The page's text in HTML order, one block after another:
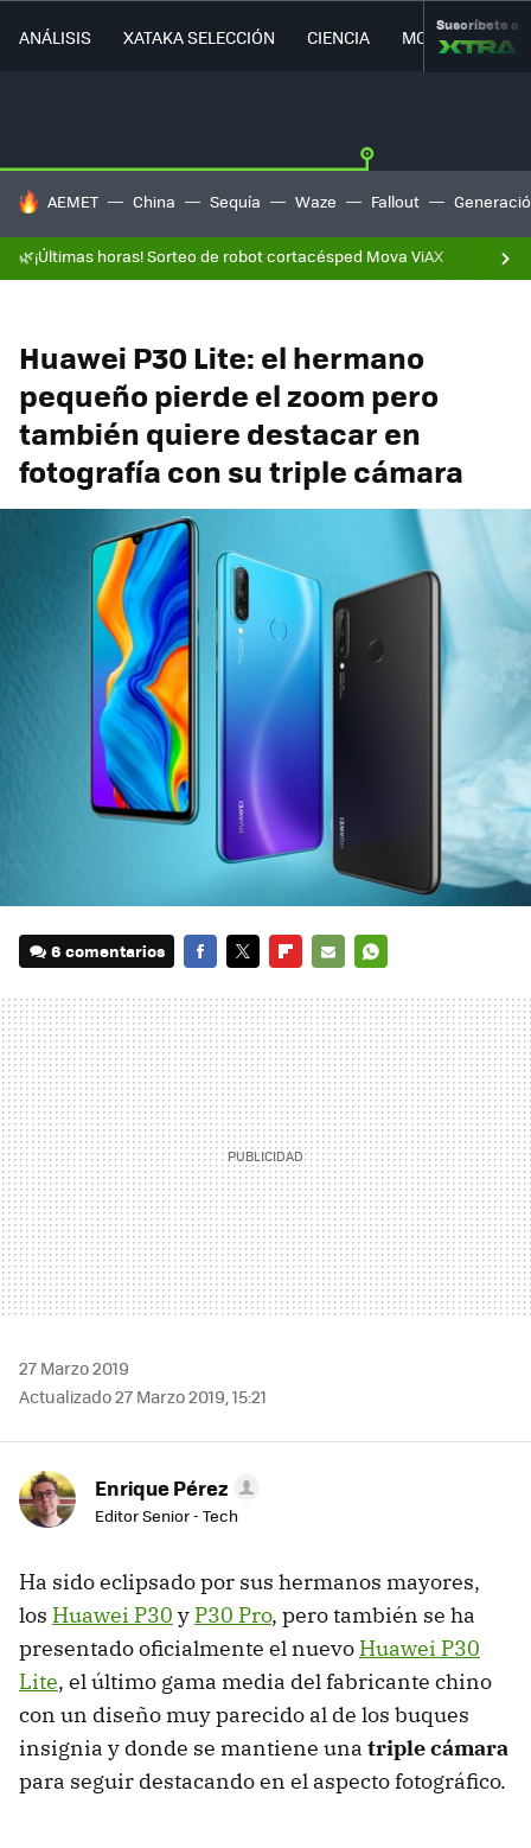
ANÁLISIS XATAKA SELECCIÓN CIENCIA MOVILIDAD
Suscríbete a
HOY SE HABLA DE
AEMET China Sequía Waze Fallout
🌿¡Últimas horas! Sorteo de robot cortacésped Mova ViAX
Huawei P30 Lite: el hermano
pequeño pierde el zoom pero
también quiere destacar en
fotografía con su triple cámara
6 comentarios
MAIL
27 Marzo 2019
Actualizado 27 Marzo 2019, 15:21
Enrique Pérez
Editor Senior - Tech
Ha sido eclipsado por sus hermanos mayores,
los Huawei P30 y P30 Pro, pero también se ha
presentado oficialmente el nuevo Huawei P30
Lite, el último gama media del fabricante chino
con un diseño muy parecido al de los buques
insignia y donde se mantiene una triple cámara
para seguir destacando en el aspecto fotográfico.